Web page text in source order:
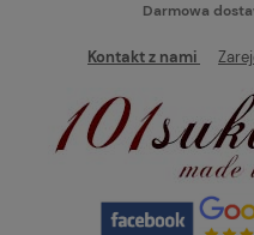
Darmowa
Kontakt z nami